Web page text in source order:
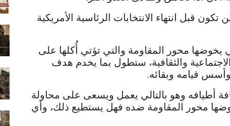
تكون قبل انتهاء الانتخابات الرئاسية الأمريكية
يخوضها محور المقاومة والتي تؤتي أُكلها على
والثقافية، ستطول بما يخدم هدف
قيامه وبقائه.
أطيافه وهو بالتالي يعمل ويسعى على محاولة
محور المقاومة ضده فهل يستطيع ذلك، وأي